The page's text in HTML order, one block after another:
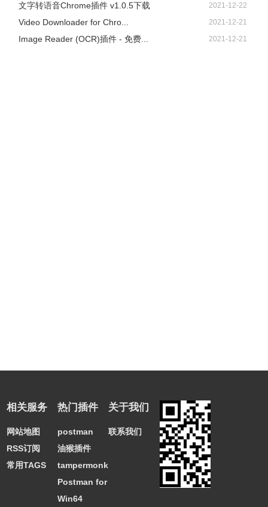
文字转语音Chrome插件 v1.0.5下载 2021-12-22
Video Downloader for Chro... 2021-12-21
Image Reader (OCR)插件 - 免费... 2021-12-21
相关服务
网站地图
RSS订阅
常用TAGS
热门插件
postman
油猴插件
tampermonkey
Postman for
Win64
关于我们
联系我们